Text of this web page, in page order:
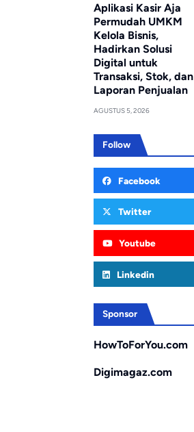
Aplikasi Kasir Aja
Permudah UMKM
Kelola Bisnis,
Hadirkan Solusi
Digital untuk
Transaksi, Stok, dan
Laporan Penjualan
AGUSTUS 5, 2026
Follow
Facebook
Twitter
Youtube
Linkedin
Sponsor
HowToForYou.com
Digimagaz.com